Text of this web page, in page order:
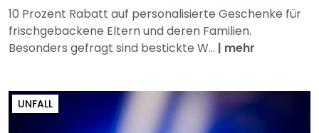
10 Prozent Rabatt auf personalisierte Geschenke für
frischgebackene Eltern und deren Familien.
Besonders gefragt sind bestickte W... | mehr
UNFALL